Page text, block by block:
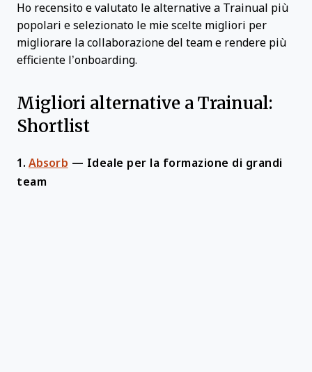
Ho recensito e valutato le alternative a Trainual più
popolari e selezionato le mie scelte migliori per
migliorare la collaborazione del team e rendere più
efficiente l’onboarding.
Migliori alternative a Trainual:
Shortlist
1. Absorb — Ideale per la formazione di grandi
team